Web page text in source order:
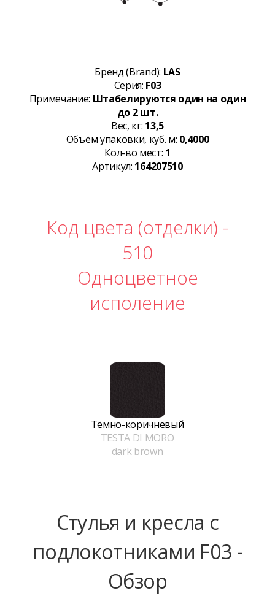
Бренд (Brand): LAS
Серия: F03
Примечание: Штабелируются один на один
до 2 шт.
Вес, кг: 13,5
Объём упаковки, куб. м: 0,4000
Кол-во мест: 1
Артикул: 164207510
Код цвета (отделки) -
510
Одноцветное
исполение
Тёмно-коричневый
TESTA DI MORO
dark brown
Стулья и кресла с
подлокотниками F03 -
Обзор